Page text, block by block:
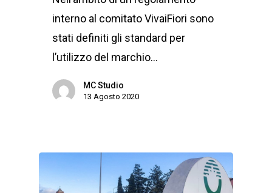
interno al comitato VivaiFiori sono
stati definiti gli standard per
l’utilizzo del marchio…
MC Studio
13 Agosto 2020